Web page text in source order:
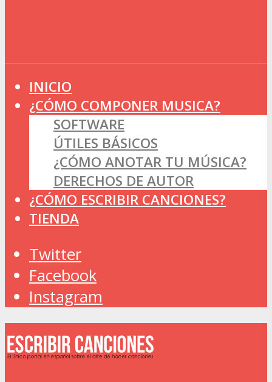
INICIO
¿CÓMO COMPONER MUSICA?
SOFTWARE
ÚTILES BÁSICOS
¿CÓMO ANOTAR TU MÚSICA?
DERECHOS DE AUTOR
¿CÓMO ESCRIBIR CANCIONES?
TIENDA
Twitter
Facebook
Instagram